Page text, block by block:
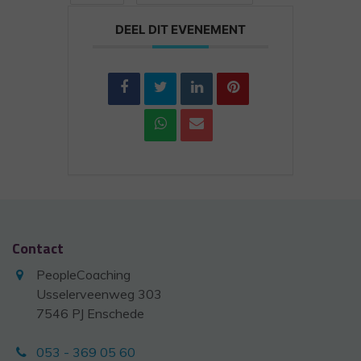
DEEL DIT EVENEMENT
Contact
PeopleCoaching
Usselerveenweg 303
7546 PJ Enschede
053 - 369 05 60